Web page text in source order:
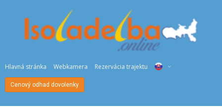
Hlavná stránka Webkamera Rezervácia trajektu
Cenový odhad dovolenky